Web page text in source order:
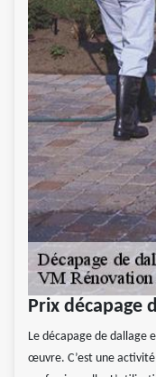
Prix décapage
Le décapage de dallage
œuvre. C’est une